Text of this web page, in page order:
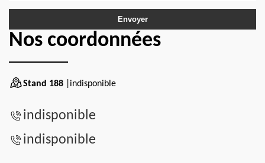
Nos coordonnées
Stand 188 |indisponible
indisponible
indisponible